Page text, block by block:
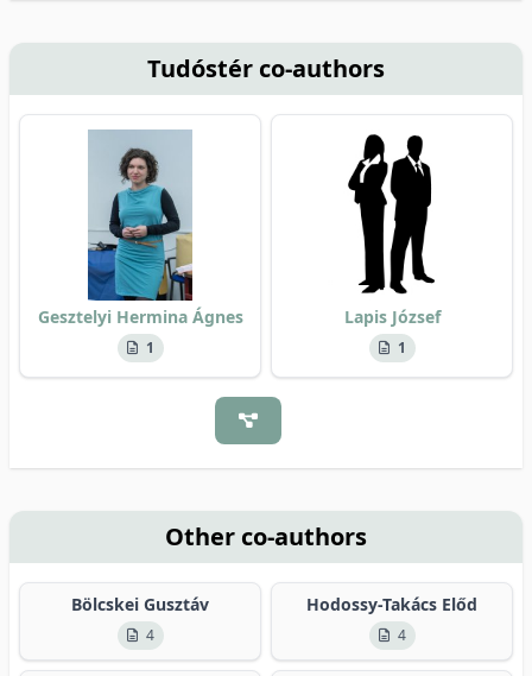
Tudóstér co-authors
Gesztelyi Hermina Ágnes
1
Lapis József
1
Other co-authors
Bölcskei Gusztáv
4
Hodossy-Takács Előd
4